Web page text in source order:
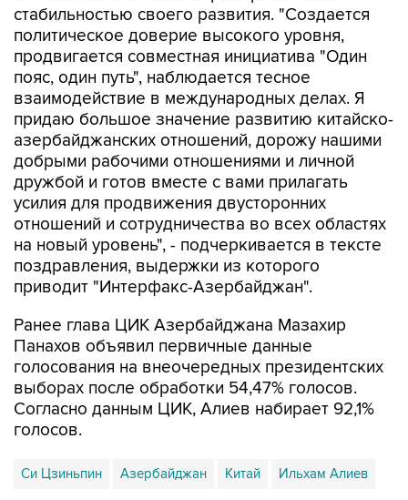
стабильностью своего развития. "Создается
политическое доверие высокого уровня,
продвигается совместная инициатива "Один
пояс, один путь", наблюдается тесное
взаимодействие в международных делах. Я
придаю большое значение развитию китайско-
азербайджанских отношений, дорожу нашими
добрыми рабочими отношениями и личной
дружбой и готов вместе с вами прилагать
усилия для продвижения двусторонних
отношений и сотрудничества во всех областях
на новый уровень", - подчеркивается в тексте
поздравления, выдержки из которого
приводит "Интерфакс-Азербайджан".
Ранее глава ЦИК Азербайджана Мазахир
Панахов объявил первичные данные
голосования на внеочередных президентских
выборах после обработки 54,47% голосов.
Согласно данным ЦИК, Алиев набирает 92,1%
голосов.
Си Цзиньпин Азербайджан Китай Ильхам Алиев